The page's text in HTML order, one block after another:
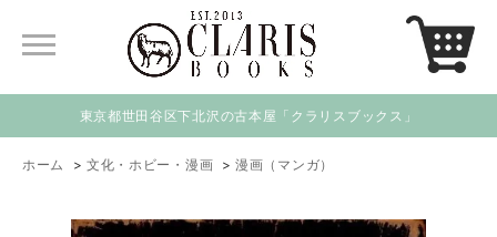
東京都世田谷区下北沢の古本屋「クラリスブックス」
ホーム > 文化・ホビー・漫画 >漫画（マンガ）